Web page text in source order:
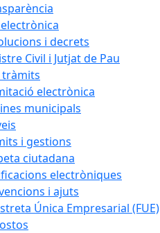
i decrets
Civil i Jutjat de Pau
tràmits
electrònica
municipals
i gestions
ciutadana
electròniques
i ajuts
Única Empresarial (FUE)